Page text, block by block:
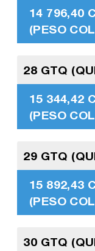
14 796,40
(PESO
28 GTQ
15 344,42
(PESO
29 GTQ
15 892,43
(PESO
30 GTQ